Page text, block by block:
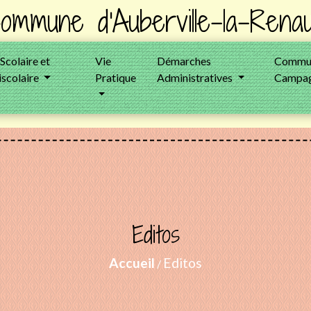
d'Auberville-la-
et
Vie
Pratique
Démarches
Administratives
Editos
Accueil/Editos